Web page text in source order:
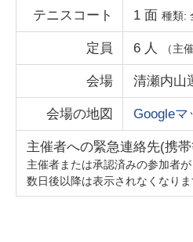
テニスコート 1 面種類:
定員 6 人 （主
会場 清瀬内山
会場の地図 Google
主催者への緊急連絡先(携
主催者または承認済みの参加者が
数日後以降は表示されなくなりま